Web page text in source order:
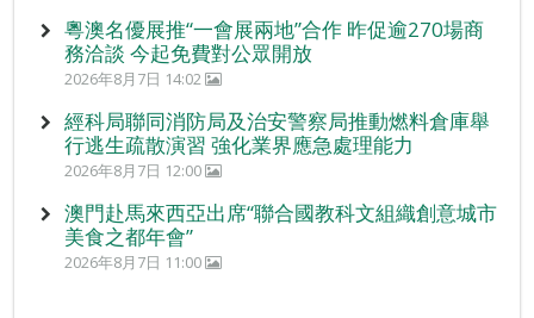
粵澳名優展推“一會展兩地”合作 昨促逾270場商
務洽談 今起免費對公眾開放
2026年8月7日 14:02
經科局聯同消防局及治安警察局推動燃料倉庫舉
行逃生疏散演習 強化業界應急處理能力
2026年8月7日 12:00
澳門赴馬來西亞出席“聯合國教科文組織創意城市
美食之都年會”
2026年8月7日 11:00